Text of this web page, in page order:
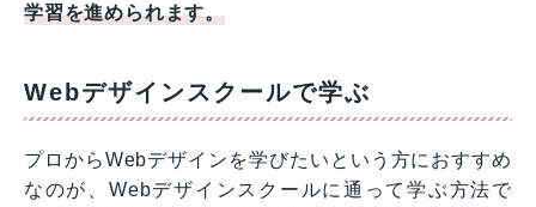
学習を進められます。
Webデザインスクールで学ぶ
プロからWebデザインを学びたいという方におすすめ
なのが、Webデザインスクールに通って学ぶ方法で